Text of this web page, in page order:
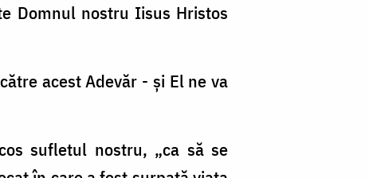
Domnul nostru Iisus Hristos
acest Adevăr - şi El ne va
sufletul nostru, „ca să se